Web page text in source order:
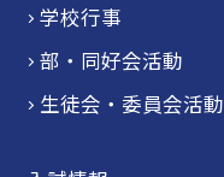
学校行事
部・同好会活動
生徒会・委員会活動